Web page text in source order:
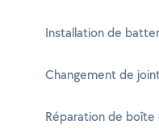
Installation de
Changement de
Réparation de boîte